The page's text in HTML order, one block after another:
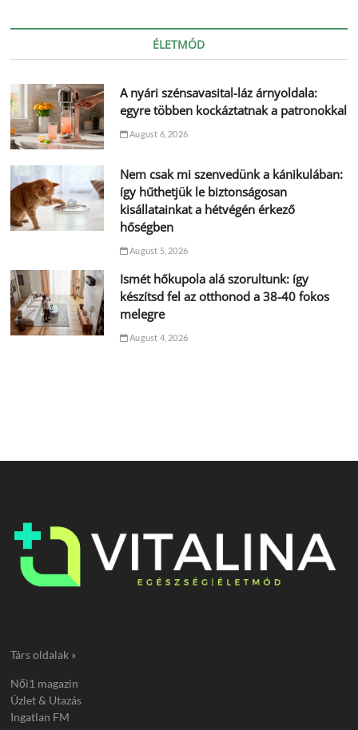
ÉLETMÓD
A nyári szénsavasital-láz árnyoldala:
egyre többen kockáztatnak a patronokkal
August 6, 2026
Nem csak mi szenvedünk a kánikulában:
így hűthetjük le biztonságosan
kisállatainkat a hétvégén érkező
hőségben
August 5, 2026
Ismét hőkupola alá szorultunk: így
készítsd fel az otthonod a 38-40 fokos
melegre
August 4, 2026
Társ oldalak »
Női1 magazin
Üzlet & Utazás
Ingatlan FM